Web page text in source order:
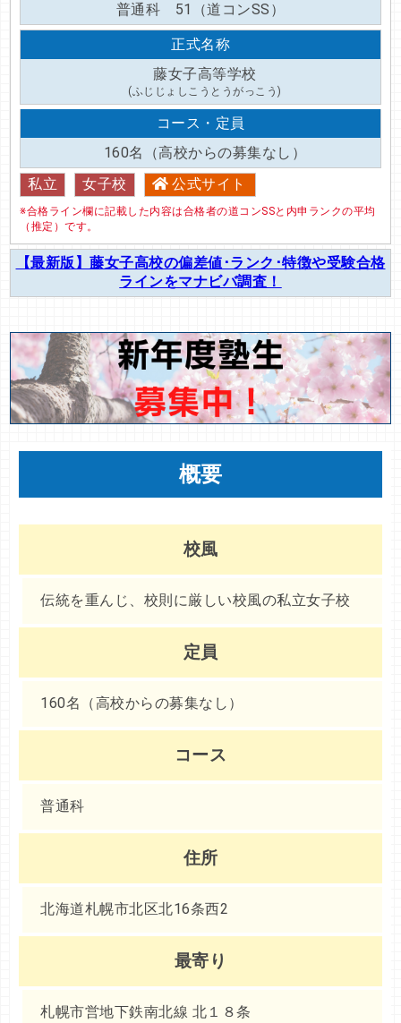
普通科 51（道コンSS）
正式名称
藤女子高等学校
(ふじじょしこうとうがっこう)
コース・定員
160名（高校からの募集なし）
私立
女子校 公式サイト
※合格ライン欄に記載した内容は合格者の道コンSSと内申ランクの平均
（推定）です。
【最新版】藤女子高校の偏差値･ランク･特徴や受験合格
ラインをマナビバ調査！
概要
校風
伝統を重んじ、校則に厳しい校風の私立女子校
定員
160名（高校からの募集なし）
コース
普通科
住所
北海道札幌市北区北16条西2
最寄り
札幌市営地下鉄南北線 北１８条